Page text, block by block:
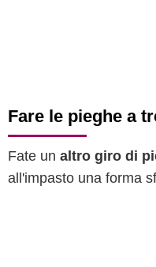
Fare le pieghe a
Fate un altro giro di
all'impasto una forma